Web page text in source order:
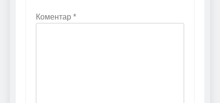
Коментар *